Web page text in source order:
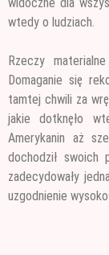
wtedy o ludziach.
Rzeczy
Domaganie się
tamtej chwili za
jakie dotknęło
Amerykanin aż
dochodził
zadecydowały
uzgodnienie